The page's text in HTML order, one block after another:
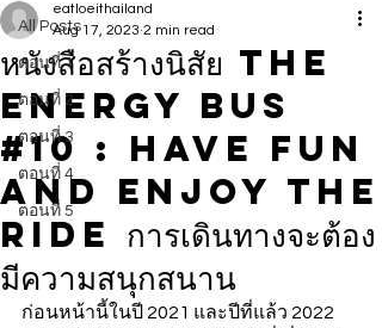
All Posts
ตอนที่ 1
ตอนที่ 2
ตอนที่ 3
ตอนที่ 4
ตอนที่ 5
หนังสือสร้างนิสัย The
energy bus
#10 : Have Fun
and Enjoy the
Ride การเดินทางจะต้อง
มีความสนุกสนาน
eatloeithailand
Aug 17, 2023 2 min read
ก่อนหน้านี้ในปี 2021 และปีที่แล้ว 2022